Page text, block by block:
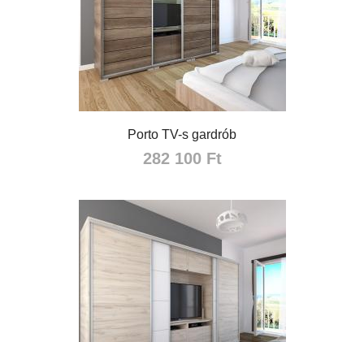
Porto TV-s gardrób
282 100 Ft